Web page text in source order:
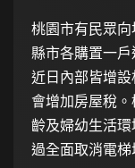
桃園市有民眾
縣市各購置一戶
近日內部皆增
會增加房屋稅
齡及婦幼生活
過全面取消電梯